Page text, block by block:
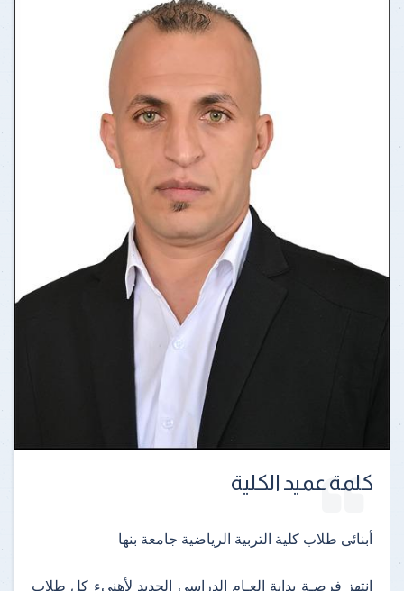
كلمة عميد الكلية
أبنائى طلاب كلية التربية الرياضية جامعة بنها
انتهز فرصـة بداية العـام الدراسى الجديد لأهنىء كل طلاب